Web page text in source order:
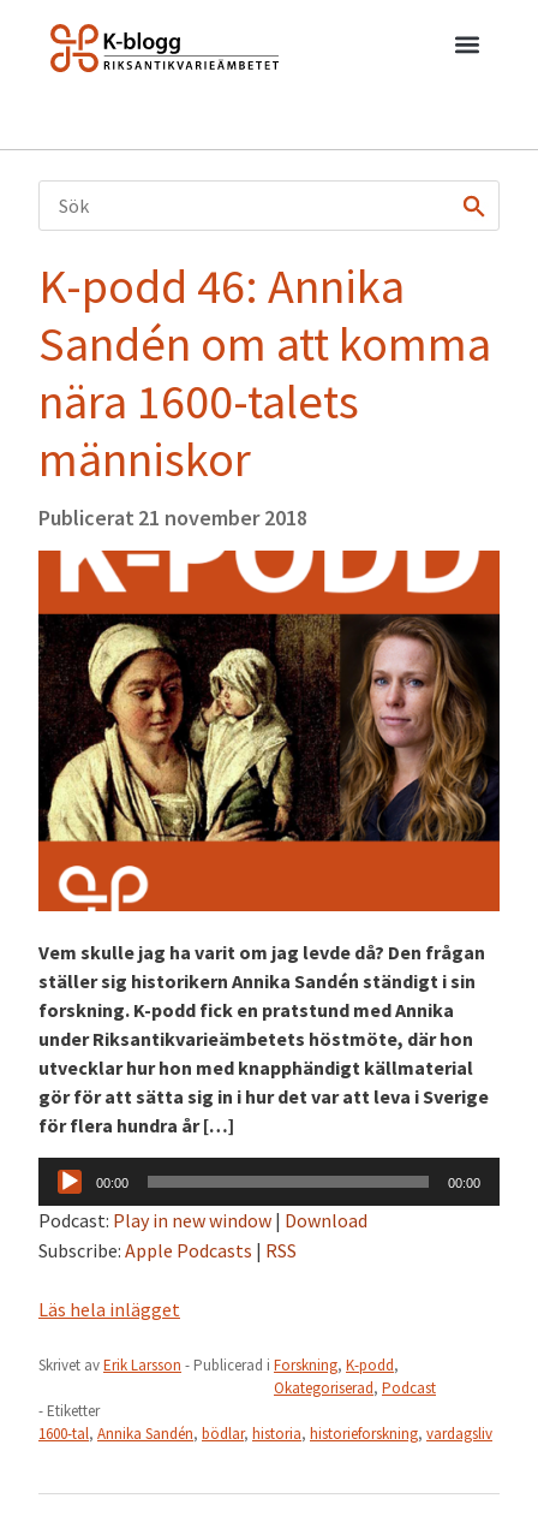
K-podd 46: Annika
Sandén om att komma
nära 1600-talets
människor
Publicerat 21 november 2018
Vem skulle jag ha varit om jag levde då? Den frågan
ställer sig historikern Annika Sandén ständigt i sin
forskning. K-podd fick en pratstund med Annika
under Riksantikvarieämbetets höstmöte, där hon
utvecklar hur hon med knapphändigt källmaterial
gör för att sätta sig in i hur det var att leva i Sverige
för flera hundra år […]
Ljudspelare
00:00 00:00
Podcast: Play in new window | Download
Subscribe: Apple Podcasts | RSS
Läs hela inlägget
Skrivet avErik Larsson - Publicerad i Forskning, K-podd,
Okategoriserad, Podcast
- Etiketter
1600-tal, Annika Sandén, bödlar, historia, historieforskning, vardagsliv